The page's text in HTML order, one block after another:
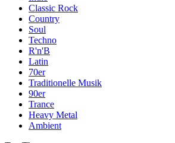
Classic Rock
Country
Soul
Techno
R'n'B
Latin
70er
Traditionelle Musik
90er
Trance
Heavy Metal
Ambient